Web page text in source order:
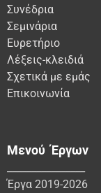
Συνέδρια
Σεμινάρια
Ευρετήριο
Λέξεις-κλειδιά
Σχετικά με εμάς
Επικοινωνία
Μενού Έργων
Έργα 2019-2026